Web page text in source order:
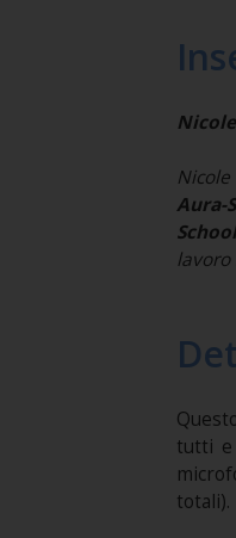
Aura-
School
lavoro
tutti e
totali).